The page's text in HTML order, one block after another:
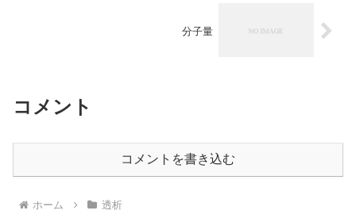
分子量
コメント
コメントを書き込む
ホーム 透析